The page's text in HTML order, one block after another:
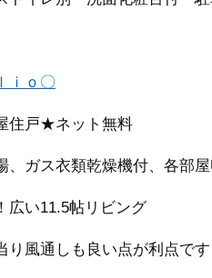
ｉｏ〇
住戸★ネット無料
ガス衣類乾燥機付、各部屋
い11.5帖リビング
風通しも良い点が利点です